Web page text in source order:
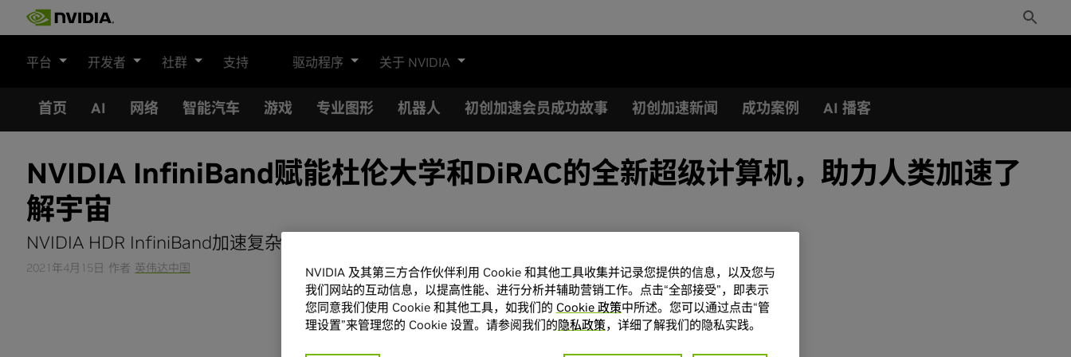
Toggle
Search
平台 开发者 社群 支持 驱动程序 关于 NVIDIA
首页 AI 网络 智能汽车 游戏 专业图形 机器人 初创加速会员成功故事 初创加速新闻 成功案例 AI 播客
NVIDIA InfiniBand赋能杜伦大学和DiRAC的全新超级计算机，助力人类加速了
解宇宙
NVIDIA HDR InfiniBand加速复杂的宇宙仿真，助力英国宇宙学研究
2021年4月15日 作者 英伟达中国
NVIDIA 及其第三方合作伙伴利用 Cookie 和其他工具收集并记录您提供的信息，以及您与
我们网站的互动信息，以提高性能、进行分析并辅助营销工作。点击“全部接受”，即表示
您同意我们使用 Cookie 和其他工具，如我们的 Cookie 政策中所述。您可以通过点击“管
理设置”来管理您的 Cookie 设置。请参阅我们的隐私政策，详细了解我们的隐私实践。